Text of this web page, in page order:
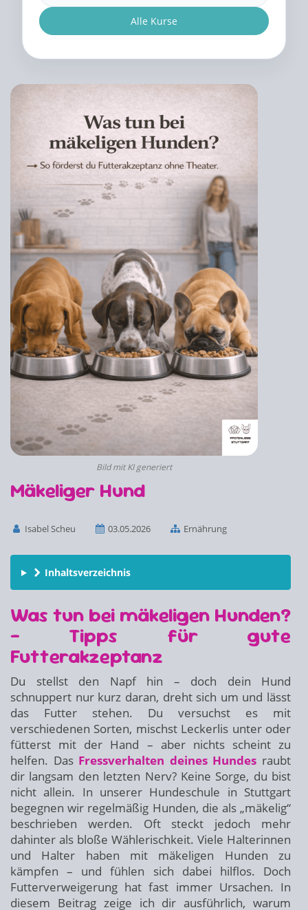
Alle Kurse
Bild mit KI generiert
Mäkeliger Hund
Isabel Scheu 03.05.2026 Ernährung
Inhaltsverzeichnis
Was tun bei mäkeligen Hunden?
– Tipps für gute
Futterakzeptanz
Du stellst den Napf hin – doch dein Hund
schnuppert nur kurz daran, dreht sich um und lässt
das Futter stehen. Du versuchst es mit
verschiedenen Sorten, mischst Leckerlis unter oder
fütterst mit der Hand – aber nichts scheint zu
helfen. Das Fressverhalten deines Hundes raubt
dir langsam den letzten Nerv? Keine Sorge, du bist
nicht allein. In unserer Hundeschule in Stuttgart
begegnen wir regelmäßig Hunden, die als „mäkelig“
beschrieben werden. Oft steckt jedoch mehr
dahinter als bloße Wählerischkeit. Viele Halterinnen
und Halter haben mit mäkeligen Hunden zu
kämpfen – und fühlen sich dabei hilflos. Doch
Futterverweigerung hat fast immer Ursachen. In
diesem Beitrag zeige ich dir ausführlich, warum